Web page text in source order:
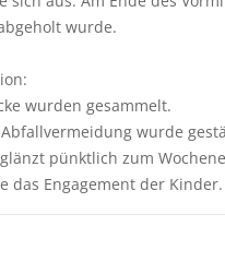
wurde.
wurden gesammelt.
wurde
pünktlich zum
das Engagement der